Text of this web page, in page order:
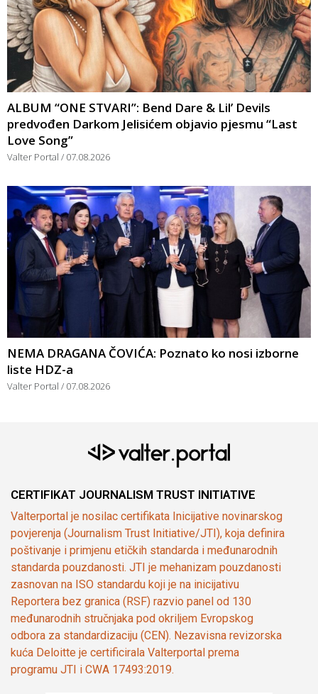
ALBUM “ONE STVARI”: Bend Dare & Lil’ Devils
predvođen Darkom Jelisićem objavio pjesmu “Last
Love Song”
Valter Portal 07.08.2026
NEMA DRAGANA ČOVIĆA: Poznato ko nosi izborne
liste HDZ-a
Valter Portal 07.08.2026
CERTIFIKAT JOURNALISM TRUST INITIATIVE
Valterportal je nosilac certifikata Inicijative novinarskog
povjerenja (Journalism Trust Initiative/JTI), koja definira
poštivanje i primjenu etičkih standarda i međunarodnih
standarda pouzdanosti. JTI je mehanizam pouzdanosti
zasnovan na ISO standardu koji je na inicijativu
Reportera bez granica (RSF) razvio panel od 130
međunarodnih stručnjaka pod okriljem Evropskog
odbora za standardizaciju (CEN). Nezavisna revizorska
kuća Deloitte je certificirala Valterportal prema
programu JTI i CWA 17493:2019.